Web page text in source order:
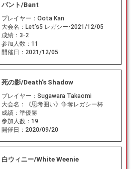
バント/Bant
プレイヤー： Oota Kan
大会名： Let's5 レガシー-2021/12/05
成績： 3-2
参加人数： 11
開催日： 2021/12/05
死の影/Death's Shadow
プレイヤー： Sugawara Takaomi
大会名：
《思考囲い》争奪レガシー杯
成績： 準優勝
参加人数： 19
開催日： 2020/09/20
白ウィニー/White Weenie